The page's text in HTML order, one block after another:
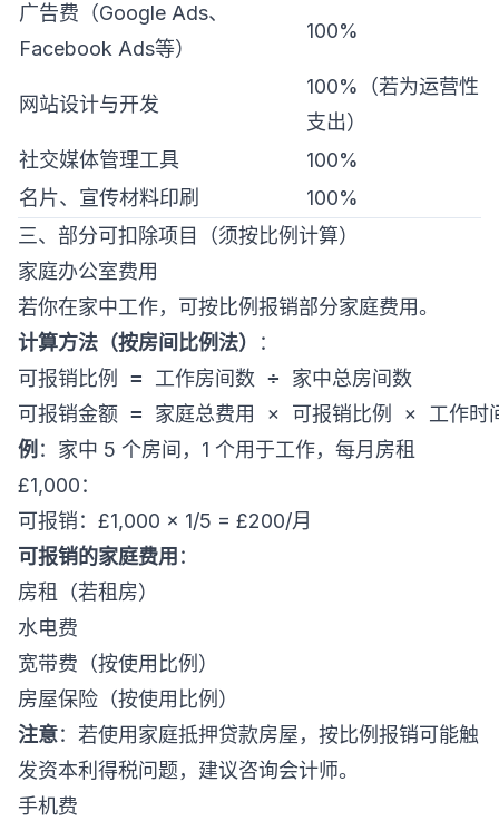
广告费（Google Ads、
Facebook Ads等）
100%
网站设计与开发
100%（若为运营性
支出）
社交媒体管理工具
100%
名片、宣传材料印刷
100%
三、部分可扣除项目（须按比例计算）
家庭办公室费用
若你在家中工作，可按比例报销部分家庭费用。
计算方法（按房间比例法）
：
可报销比例 = 工作房间数 ÷ 家中总房间数
例 ：家中 5 个房间，1 个用于工作，每月房租
£1,000：
可报销：£1,000 × 1/5 = £200/月
可报销的家庭费用 ：
房租（若租房）
水电费
宽带费（按使用比例）
房屋保险（按使用比例）
注意：若使用家庭抵押贷款房屋，按比例报销可能触
发资本利得税问题，建议咨询会计师。
手机费